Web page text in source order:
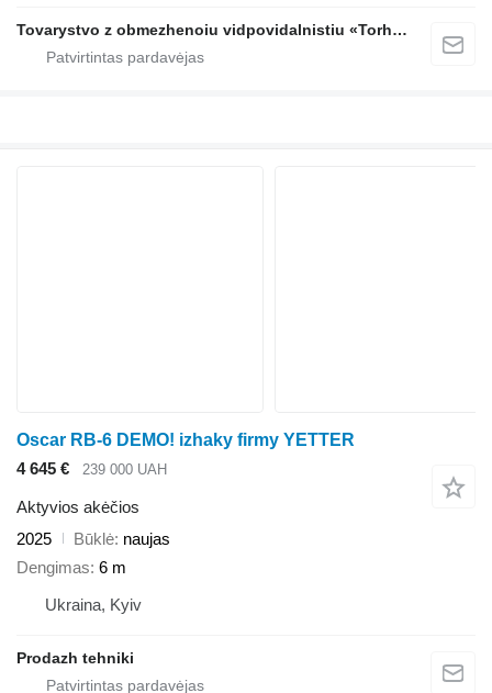
Tovarystvo z obmezhenoiu vidpovidalnistiu «Torhovyi Dim Ahro Partnery»
Oscar RB-6 DEMO! izhaky firmy YETTER
4 645 €
239 000 UAH
Aktyvios akėčios
2025
Būklė naujas
Dengimas 6 m
Ukraina, Kyiv
Prodazh tehniki